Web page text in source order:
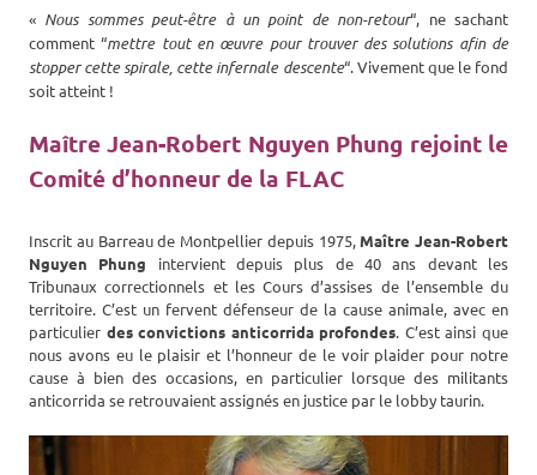
« Nous sommes peut-être à un point de non-retour“, ne sachant
comment “mettre tout en œuvre pour trouver des solutions afin de
stopper cette spirale, cette infernale descente“. Vivement que le fond
soit atteint !
Maître Jean-Robert Nguyen Phung rejoint le
Comité d’honneur de la FLAC
Inscrit au Barreau de Montpellier depuis 1975,Maître Jean-Robert
Nguyen Phung intervient depuis plus de 40 ans devant les
Tribunaux correctionnels et les Cours d’assises de l’ensemble du
territoire. C’est un fervent défenseur de la cause animale, avec en
particulier des convictions anticorrida profondes. C’est ainsi que
nous avons eu le plaisir et l’honneur de le voir plaider pour notre
cause à bien des occasions, en particulier lorsque des militants
anticorrida se retrouvaient assignés en justice par le lobby taurin.